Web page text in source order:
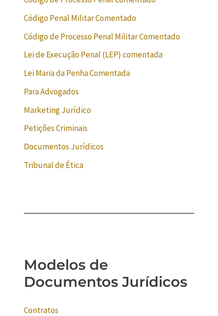
Código Penal Militar Comentado
Código de Processo Penal Militar Comentado
Lei de Execução Penal (LEP) comentada
Lei Maria da Penha Comentada
Para Advogados
Marketing Jurídico
Petições Criminais
Documentos Jurídicos
Tribunal de Ética
Modelos de
Documentos Jurídicos
Contratos